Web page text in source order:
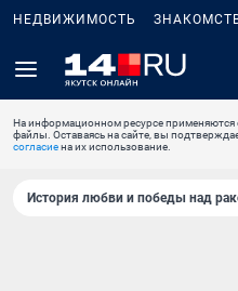
НЕДВИЖИМОСТЬ
На информационном ресурсе применяются
файлы. Оставаясь на сайте, вы
согласиена их использование.
История любви и победы над